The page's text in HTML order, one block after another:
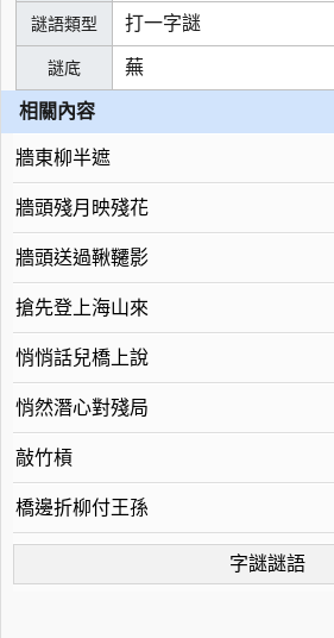
謎語類型 打一字謎
謎底 蕪
相關內容
牆東柳半遮
牆頭殘月映殘花
牆頭送過鞦韆影
搶先登上海山來
悄悄話兒橋上說
悄然潛心對殘局
敲竹槓
橋邊折柳付王孫
字謎謎語